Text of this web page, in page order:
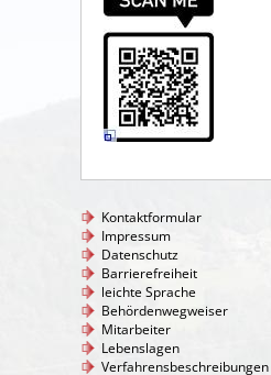
Kontaktformular
Impressum
Datenschutz
Barrierefreiheit
leichte Sprache
Behördenwegweiser
Mitarbeiter
Lebenslagen
Verfahrensbeschreibungen